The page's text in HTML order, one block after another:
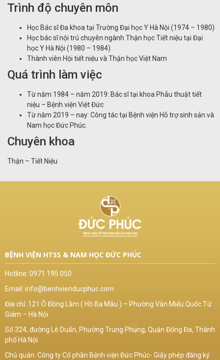
Trình độ chuyên môn
Học Bác sĩ Đa khoa tại Trường Đại học Y Hà Nội (1974 – 1980)
Học bác sĩ nội trú chuyên ngành Thận học Tiết niệu tại Đại
học Y Hà Nội (1980 – 1984)
Thành viên Hội tiết niệu và Thận học Việt Nam
Quá trình làm việc
Từ năm 1984 – năm 2019: Bác sĩ tại khoa Phẫu thuật tiết
niệu – Bệnh viện Việt Đức
Từ năm 2019 – nay: Công tác tại Bệnh viện Hỗ trợ sinh sản và
Nam học Đức Phúc.
Chuyên khoa
Thận – Tiết Niệu
BỆNH VIỆN HTSS & NAM HỌC ĐỨC PHÚC
Hotline: 0971 195 050
Email: info@benhvienducphuc.com
Địa chỉ: 121 Ô Đồng Lầm ( Hồ Ba Mẫu ) – Phường Văn Miếu Quốc Tử
Giám – Hà Nội.
Số 324, đường Lê Duẩn, Phường Trung Phụng, Quận Đống Đa, Thành
phố Hà Nội
Chủ quản: Công ty Cổ phần Bệnh viện Đức Phúc- Giấy phép đăng ký